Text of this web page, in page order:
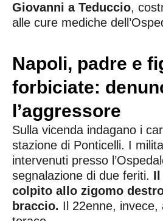
Giovanni a Teduccio,
alle cure mediche
Napoli, padre e
forbiciate:
l’aggressore
Sulla vicenda indagano i
stazione di Ponticelli. I
intervenuti presso
segnalazione di due feriti. Il
colpito allo zigomo
braccio. Il 22enne, invece,